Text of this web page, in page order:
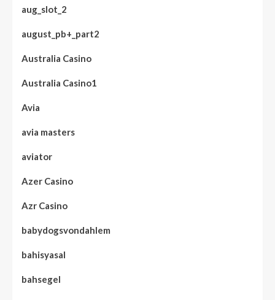
aug_slot_2
august_pb+_part2
Australia Casino
Australia Casino1
Avia
avia masters
aviator
Azer Casino
Azr Casino
babydogsvondahlem
bahisyasal
bahsegel